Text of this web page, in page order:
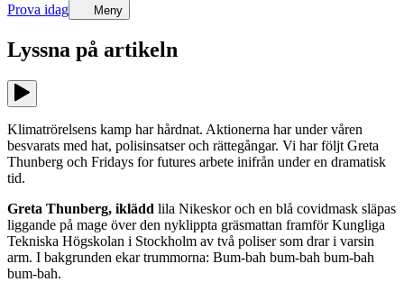
Prova idag
Meny
Lyssna på artikeln
Klimatrörelsens kamp har hårdnat. Aktionerna har under våren
besvarats med hat, polisinsatser och rättegångar. Vi har följt Greta
Thunberg och Fridays for futures arbete inifrån under en dramatisk
tid.
Greta Thunberg, iklädd lila Nikeskor och en blå covidmask släpas
liggande på mage över den nyklippta gräsmattan framför Kungliga
Tekniska Högskolan i Stockholm av två poliser som drar i varsin
arm. I bakgrunden ekar trummorna: Bum-bah bum-bah bum-bah
bum-bah.